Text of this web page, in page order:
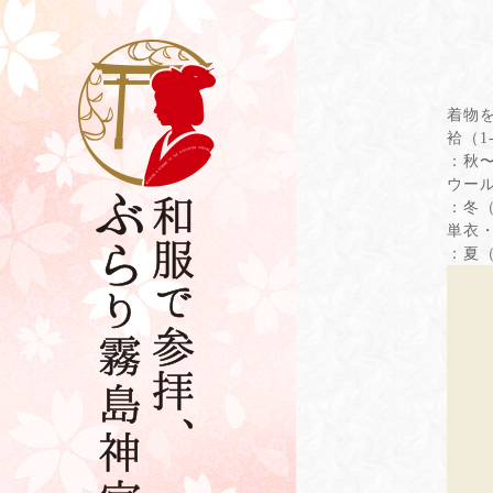
着物
袷（
：秋
ウー
：冬
単衣
：夏